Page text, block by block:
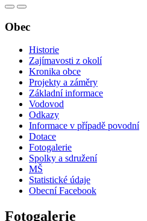
Obec
Historie
Zajímavosti z okolí
Kronika obce
Projekty a záměry
Základní informace
Vodovod
Odkazy
Informace v případě povodní
Dotace
Fotogalerie
Spolky a sdružení
MŠ
Statistické údaje
Obecní Facebook
Fotogalerie